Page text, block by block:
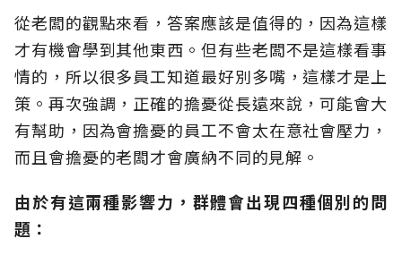
從老闆的觀點來看，答案應該是值得的，因為這樣
才有機會學到其他東西。但有些老闆不是這樣看事
情的，所以很多員工知道最好別多嘴，這樣才是上
策。再次強調，正確的擔憂從長遠來說，可能會大
有幫助，因為會擔憂的員工不會太在意社會壓力，
而且會擔憂的老闆才會廣納不同的見解。
由於有這兩種影響力，群體會出現四種個別的問
題：